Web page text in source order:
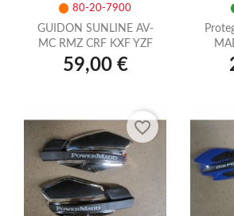
80-20-7900
GUIDON SUNLINE AV-
MC RMZ CRF KXF YZF
59,00 €
favorite_border